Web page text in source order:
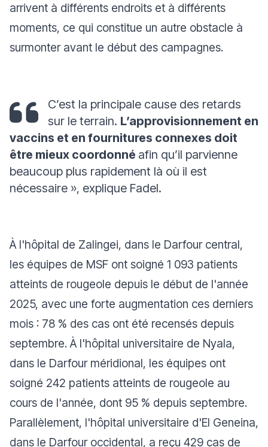
arrivent à différents endroits et à différents
moments, ce qui constitue un autre obstacle à
surmonter avant le début des campagnes.
C’est la principale cause des retards
sur le terrain. L’approvisionnement en
vaccins et en fournitures connexes doit
être mieux coordonné afin qu’il parvienne
beaucoup plus rapidement là où il est
nécessaire », explique Fadel.
À l'hôpital de Zalingei, dans le Darfour central,
les équipes de MSF ont soigné 1 093 patients
atteints de rougeole depuis le début de l'année
2025, avec une forte augmentation ces derniers
mois : 78 % des cas ont été recensés depuis
septembre. À l'hôpital universitaire de Nyala,
dans le Darfour méridional, les équipes ont
soigné 242 patients atteints de rougeole au
cours de l'année, dont 95 % depuis septembre.
Parallèlement, l'hôpital universitaire d'El Geneina,
dans le Darfour occidental, a reçu 429 cas de